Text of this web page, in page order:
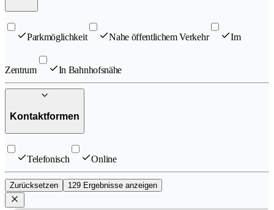
Parkmöglichkeit Nahe öffentlichem Verkehr Im
Zentrum In Bahnhofsnähe
Kontaktformen
Telefonisch Online
Zurücksetzen 129 Ergebnisse anzeigen